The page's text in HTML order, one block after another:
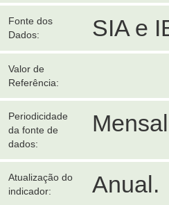
Fonte dos
Dados:
SIA e
Valor de
Referência:
Periodicidade
da fonte de
dados:
Atualização do
indicador:
Anual.